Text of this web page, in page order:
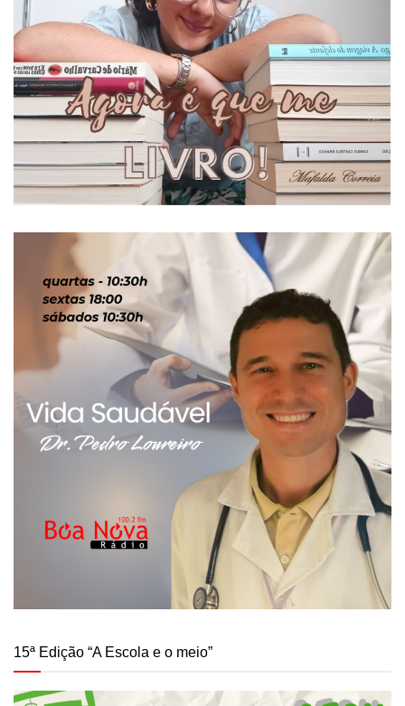
15ª Edição “A Escola e o meio”